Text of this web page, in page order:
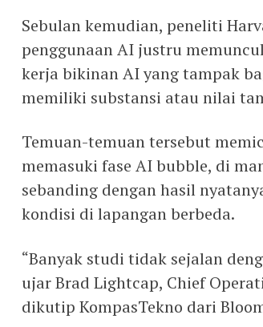
Sebulan kemudian, peneliti
penggunaan AI justru
kerja bikinan AI yang tampak
memiliki substansi atau nilai
Temuan-temuan tersebut
memasuki fase AI bubble, di
sebanding dengan hasil
kondisi di lapangan berbeda.
“Banyak studi tidak sejalan
ujar Brad Lightcap, Chief
dikutip KompasTekno dari